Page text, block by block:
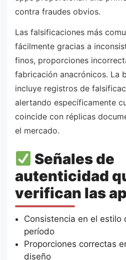
contra fraudes obvios.
Las falsificaciones más
fácilmente gracias a
finos, proporciones
fabricación anacrónicos. La
incluye registros de
alertando específicamente
coincide con réplicas
el mercado.
Señales de
autenticidad
verifican las
Consistencia en el estilo
período
Proporciones correctas
diseño